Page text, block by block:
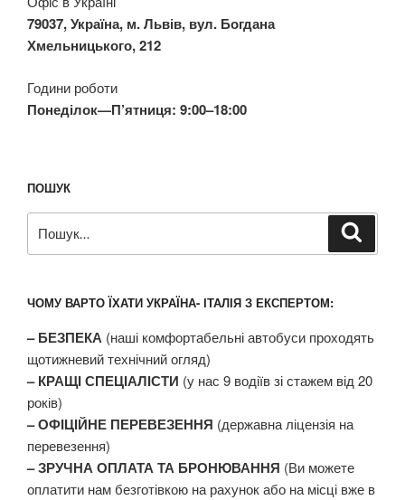
79037, Україна, м. Львів, вул. Богдана
Хмельницького, 212
Години роботи
Понеділок—П’ятниця: 9:00–18:00
ПОШУК
за
ЧОМУ ВАРТО ЇХАТИ УКРАЇНА- ІТАЛІЯ З ЕКСПЕРТОМ:
– БЕЗПЕКА (наші комфортабельні автобуси проходять
щотижневий технічний огляд)
– КРАЩІ СПЕЦІАЛІСТИ (у нас 9 водіїв зі стажем від 20
років)
– ОФІЦІЙНЕ ПЕРЕВЕЗЕННЯ (державна ліцензія на
перевезення)
– ЗРУЧНА ОПЛАТА ТА БРОНЮВАННЯ (Ви можете
оплатити нам безготівкою на рахунок або на місці вже в